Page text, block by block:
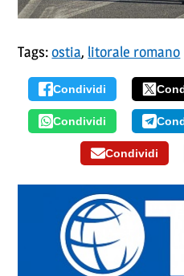
Tags:ostia, litorale romano
Condividi
Condividi
Condividi